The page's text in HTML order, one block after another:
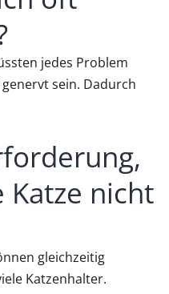
jedes Problem
sein. Dadurch
Katze nicht
gleichzeitig
Katzenhalter.